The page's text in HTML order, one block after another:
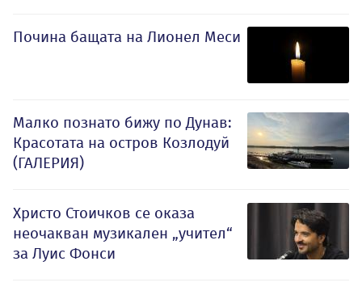
Почина бащата на Лионел Меси
Малко познато бижу по Дунав:
Красотата на остров Козлодуй
(ГАЛЕРИЯ)
Христо Стоичков се оказа
неочакван музикален „учител“
за Луис Фонси